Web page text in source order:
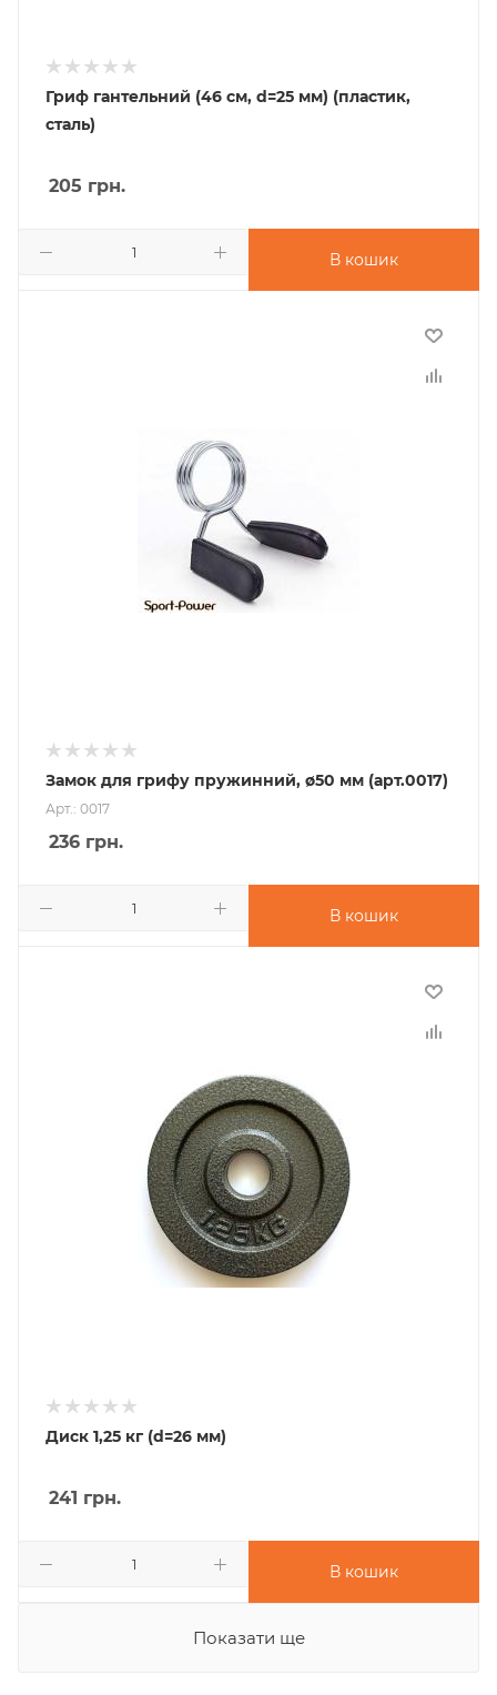
Гриф гантельний (46 см, d=25 мм) (пластик,
сталь)
205 грн.
В кошик
Замок для грифу пружинний, ø50 мм (арт.0017)
Арт.: 0017
236 грн.
В кошик
Диск 1,25 кг (d=26 мм)
241 грн.
В кошик
Показати ще